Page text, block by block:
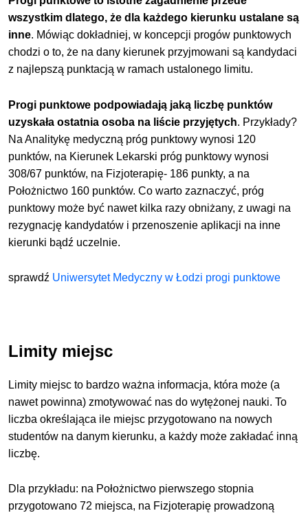
wszystkim dlatego, że dla każdego kierunku ustalane są
inne. Mówiąc dokładniej, w koncepcji progów punktowych
chodzi o to, że na dany kierunek przyjmowani są kandydaci
z najlepszą punktacją w ramach ustalonego limitu.
Progi punktowe podpowiadają jaką liczbę punktów
uzyskała ostatnia osoba na liście przyjętych. Przykłady?
Na Analitykę medyczną próg punktowy wynosi 120
punktów, na Kierunek Lekarski próg punktowy wynosi
308/67 punktów, na Fizjoterapię- 186 punkty, a na
Położnictwo 160 punktów. Co warto zaznaczyć, próg
punktowy może być nawet kilka razy obniżany, z uwagi na
rezygnację kandydatów i przenoszenie aplikacji na inne
kierunki bądź uczelnie.
sprawdź Uniwersytet Medyczny w Łodzi progi punktowe
Limity miejsc
Limity miejsc to bardzo ważna informacja, która może (a
nawet powinna) zmotywować nas do wytężonej nauki. To
liczba określająca ile miejsc przygotowano na nowych
studentów na danym kierunku, a każdy może zakładać inną
liczbę.
Dla przykładu: na Położnictwo pierwszego stopnia
przygotowano 72 miejsca, na Fizjoterapię prowadzoną